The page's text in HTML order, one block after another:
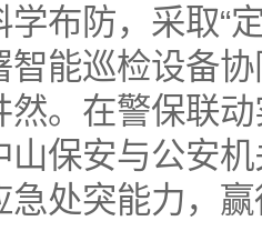
学布防，采取“
智能巡检设备
然。在警保联
山保安与公安
急处突能力，